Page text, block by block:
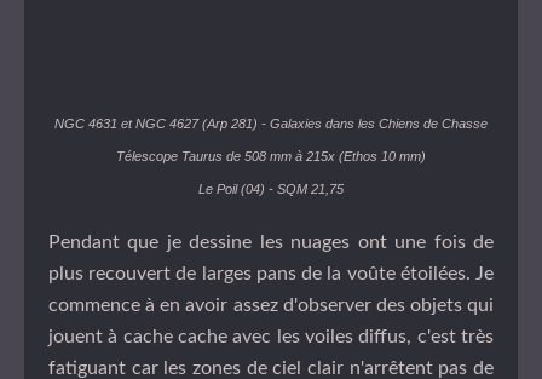
NGC 4631 et NGC 4627 (Arp 281) - Galaxies dans les Chiens de Chasse
Télescope Taurus de 508 mm à 215x (Ethos 10 mm)
Le Poil (04) - SQM 21,75
Pendant que je dessine les nuages ont une fois de
plus recouvert de larges pans de la voûte étoilées. Je
commence à en avoir assez d'observer des objets qui
jouent à cache cache avec les voiles diffus, c'est très
fatiguant car les zones de ciel clair n'arrêtent pas de